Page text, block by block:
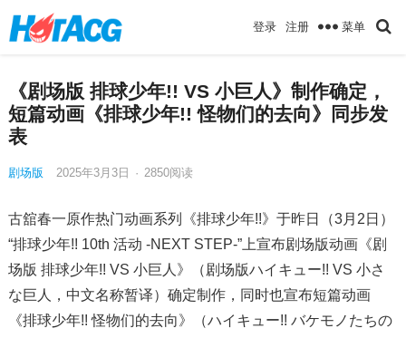
登录 注册 菜单
《剧场版 排球少年!! VS 小巨人》制作确定，
短篇动画《排球少年!! 怪物们的去向》同步发
表
剧场版 2025年3月3日 · 2850阅读
古舘春一原作热门动画系列《排球少年!!》于昨日（3月2日）
“排球少年!! 10th 活动 -NEXT STEP-”上宣布剧场版动画《剧
场版 排球少年!! VS 小巨人》（剧场版ハイキュー!! VS 小さ
な巨人，中文名称暂译）确定制作，同时也宣布短篇动画
《排球少年!! 怪物们的去向》（ハイキュー!! バケモノたちの